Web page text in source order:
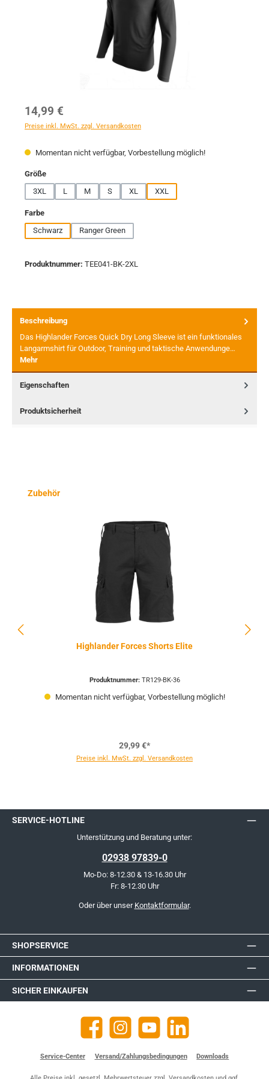
Regulärer Preis:
14,99 €
Preise inkl. MwSt. zzgl. Versandkosten
Momentan nicht verfügbar, Vorbestellung möglich!
Größeauswählen
3XL
L M S XL XXL
Farbeauswählen
Schwarz
Ranger Green
Produktnummer: TEE041-BK-2XL
Beschreibung
Das Highlander Forces Quick Dry Long Sleeve ist ein funktionales
Langarmshirt für Outdoor, Training und taktische Anwendunge…
Mehr
Eigenschaften
Produktsicherheit
Produktgalerie überspringen
Zubehör
Highlander Forces Shorts Elite
Produktnummer: TR129-BK-36
Momentan nicht verfügbar, Vorbestellung möglich!
29,99 €*
Preise inkl. MwSt. zzgl. Versandkosten
SERVICE-HOTLINE
Unterstützung und Beratung unter:
02938 97839-0
Mo-Do: 8-12.30 & 13-16.30 Uhr
Fr: 8-12.30 Uhr
Oder über unser Kontaktformular.
SHOPSERVICE
INFORMATIONEN
SICHER EINKAUFEN
Facebook Instagram YouTube https://de.linkedin.com/company/
Service-Center Versand/Zahlungsbedingungen Downloads